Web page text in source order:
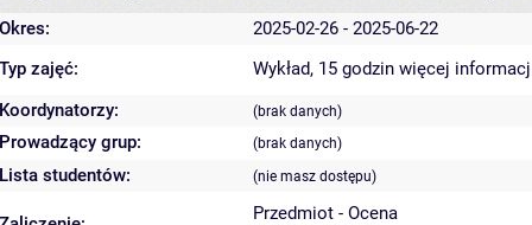
Okres:
2025-02-26 - 2025-06-22
Typ zajęć:
Wykład, 15 godzin więcej
Koordynatorzy:
(brak danych)
Prowadzący grup: (brak danych)
Lista studentów: (nie masz dostępu)
Przedmiot - Ocena